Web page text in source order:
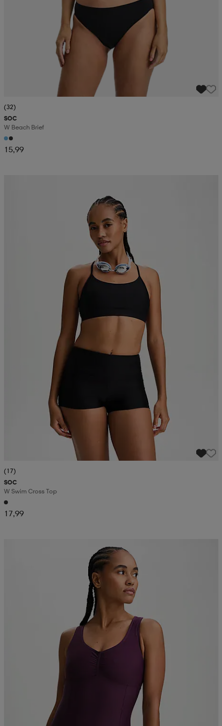
(32)
SOC
W Beach Brief
15,99
(17)
SOC
W Swim Cross Top
17,99